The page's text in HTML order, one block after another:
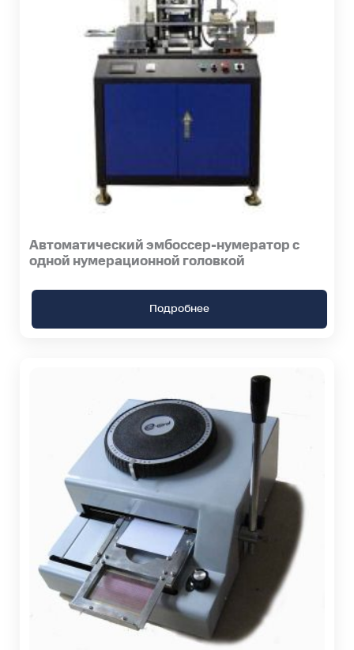
Автоматический эмбоссер-нумератор с
одной нумерационной головкой
Подробнее